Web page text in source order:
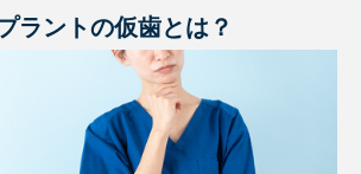
ラントの仮歯とは？